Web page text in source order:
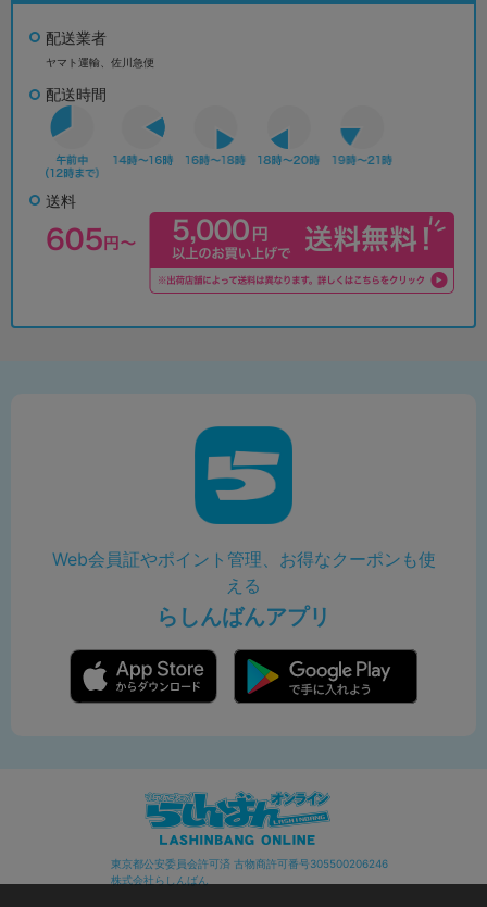
配送業者
ヤマト運輸、佐川急便
配送時間
送料
Web会員証やポイント管理、お得なクーポンも使
える
らしんばんアプリ
東京都公安委員会許可済 古物商許可番号305500206246
株式会社らしんばん